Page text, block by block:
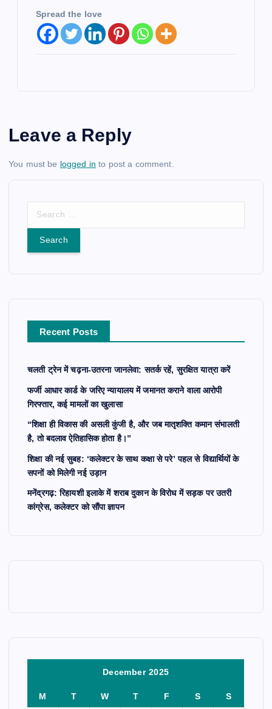
Spread the love
Leave a Reply
You must be logged in to post a comment.
r
Recent Posts
चलती ट्रेन में चढ़ना-उतरना जानलेवा: सतर्क रहें, सुरक्षित यात्रा करें
फर्जी आधार कार्ड के जरिए न्यायालय में जमानत कराने वाला आरोपी
गिरफ्तार, कई मामलों का खुलासा
“शिक्षा ही विकास की असली कुंजी है, और जब मातृशक्ति कमान संभालती
है, तो बदलाव ऐतिहासिक होता है।”
शिक्षा की नई सुबह: ‘कलेक्टर के साथ कक्षा से परे’ पहल से विद्यार्थियों के
सपनों को मिलेगी नई उड़ान
मनेंद्रगढ़: रिहायशी इलाके में शराब दुकान के विरोध में सड़क पर उतरी
कांग्रेस, कलेक्टर को सौंपा ज्ञापन
December 2025
M T W T F S S